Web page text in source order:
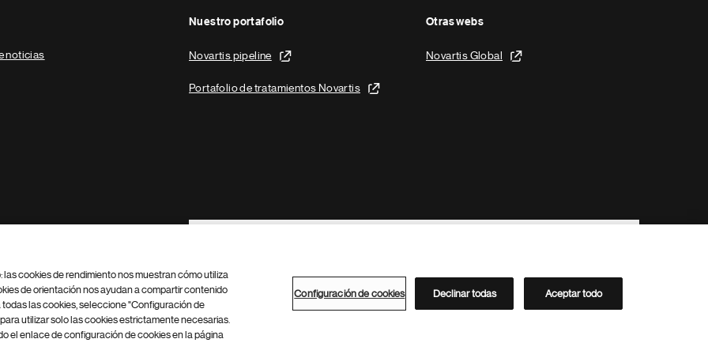
noticias
Nuestro portafolio
Novartis pipeline
Portafolio de tratamientos Novartis
Otras webs
Novartis Global
Footer Site Search
Configuración de cookies Mapa del sitio
Directorio de Novartis
cookies de rendimiento nos muestran cómo utiliza
de orientación nos ayudan a compartir contenido
las cookies, seleccione "Configuración de
utilizar solo las cookies estrictamente necesarias.
el enlace de configuración de cookies en la página
Configuración de cookies Declinar todas Aceptar todo